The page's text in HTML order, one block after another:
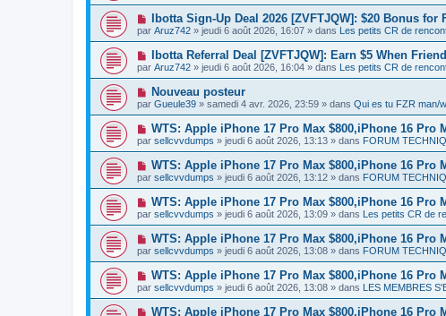
e
s
s
a
g
e
u
e
s
s
a
g
e
v
e
a
u
e
s
s
a
g
e
N
o
u
v
e
a
u
m
e
s
s
a
g
e
Ibotta Sign-Up Deal 2026 [ZVFTJQW]: $20 Bonus for
par Aruz742 » jeudi 6 août 2026, 16:07 » dans Les petits CR de
N
o
u
v
e
a
u
m
e
s
s
a
g
e
Ibotta Referral Deal [ZVFTJQW]: Earn $5 When
par Aruz742 » jeudi 6 août 2026, 16:04 » dans Les petits CR de
N
o
u
v
e
a
u
m
e
s
s
a
g
e
Nouveau posteur
par Gueule39 » samedi 4 avr. 2026, 23:59 » dans Qui es tu FZR man/
N
o
u
v
e
a
u
m
e
s
s
a
g
e
WTS: Apple iPhone 17 Pro Max $800,iPhone 16 Pro
par sellcvvdumps » jeudi 6 août 2026, 13:13 » dans FORUM
N
o
u
v
e
a
u
m
e
s
s
a
g
e
WTS: Apple iPhone 17 Pro Max $800,iPhone 16 Pro
par sellcvvdumps » jeudi 6 août 2026, 13:12 » dans FORUM
N
o
u
v
e
a
u
m
e
s
s
WTS: Apple iPhone 17 Pro Max $800,iPhone 16 Pro
par sellcvvdumps » jeudi 6 août 2026, 13:09 » dans Les petits CR de
N
o
u
v
e
a
u
m
WTS: Apple iPhone 17 Pro Max $800,iPhone 16 Pro
par sellcvvdumps » jeudi 6 août 2026, 13:08 » dans FORUM
N
o
u
v
WTS: Apple iPhone 17 Pro Max $800,iPhone 16 Pro
par sellcvvdumps » jeudi 6 août 2026, 13:08 » dans LES MEMBRES
NWTS: Apple iPhone 17 Pro Max $800,iPhone 16 Pro